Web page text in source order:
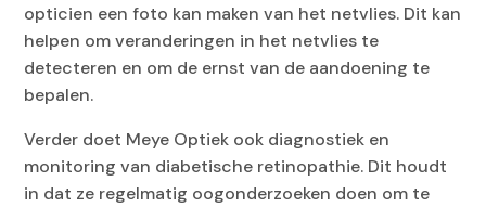
opticien een foto kan maken van het netvlies. Dit kan
helpen om veranderingen in het netvlies te
detecteren en om de ernst van de aandoening te
bepalen.
Verder doet Meye Optiek ook diagnostiek en
monitoring van diabetische retinopathie. Dit houdt
in dat ze regelmatig oogonderzoeken doen om te